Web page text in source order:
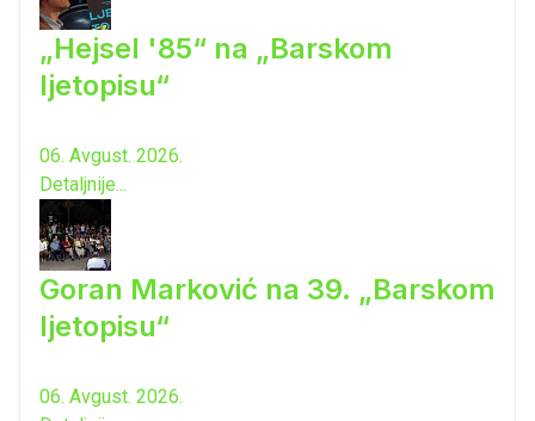
„Hejsel '85“ na „Barskom
ljetopisu“
06. Avgust. 2026.
Detaljnije...
Goran Marković na 39. „Barskom
ljetopisu“
06. Avgust. 2026.